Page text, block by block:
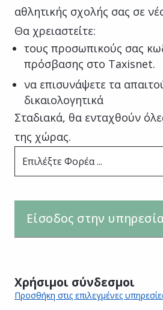
αθλητικής σχολής σας σε
Θα χρειαστείτε:
τους προσωπικούς σας
πρόσβασης στο Taxisnet.
να επισυνάψετε τα
δικαιολογητικά
Σταδιακά, θα ενταχθούν
της χώρας.
Επιλέξτε Φορέα ...
Είσοδος στην
Χρήσιμοι σύνδεσμοι
Προσθήκη στις επιλεγμένες